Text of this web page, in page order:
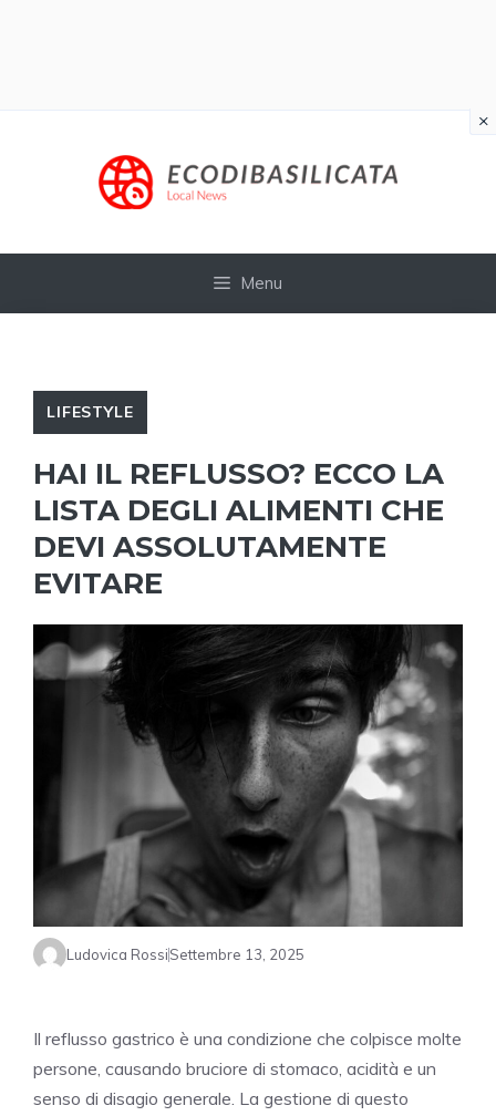
Menu
LIFESTYLE
HAI IL REFLUSSO? ECCO LA
LISTA DEGLI ALIMENTI CHE
DEVI ASSOLUTAMENTE
EVITARE
Ludovica RossiSettembre 13, 2025
Il reflusso gastrico è una condizione che colpisce molte
persone, causando bruciore di stomaco, acidità e un
senso di disagio generale. La gestione di questo
×